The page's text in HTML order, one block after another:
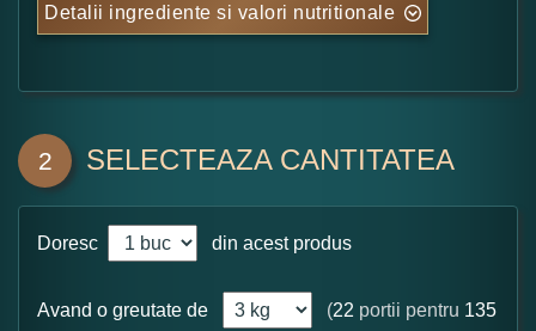
Detalii ingrediente si valori nutritionale
2 SELECTEAZA CANTITATEA
Doresc din acest produs
Avand o greutate de (22 portii pentru 135